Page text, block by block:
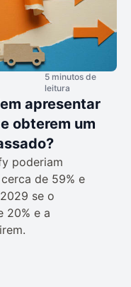
5 minutos de
leitura
apresentar
obterem um
poderiam
de 59% e
se o
20% e a